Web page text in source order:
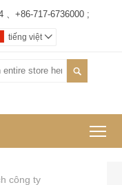
、+86-717-6736000 ;
tiếng việt 

công ty